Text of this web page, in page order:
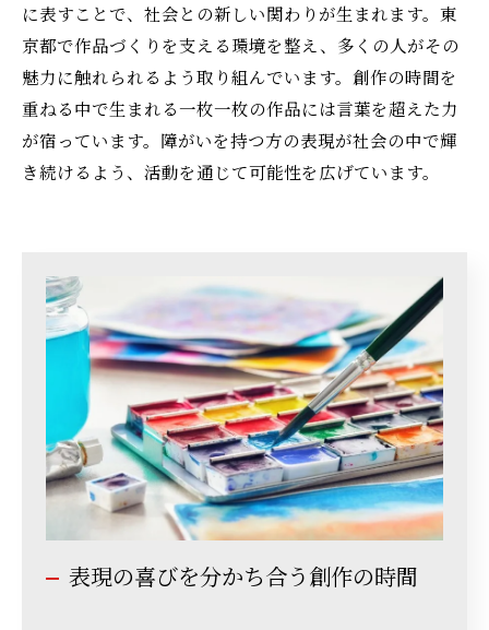
に表すことで、社会との新しい関わりが生まれます。東
京都で作品づくりを支える環境を整え、多くの人がその
魅力に触れられるよう取り組んでいます。創作の時間を
重ねる中で生まれる一枚一枚の作品には言葉を超えた力
が宿っています。障がいを持つ方の表現が社会の中で輝
き続けるよう、活動を通じて可能性を広げています。
表現の喜びを分かち合う創作の時間